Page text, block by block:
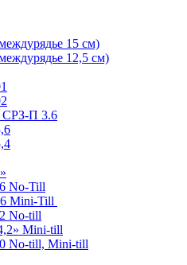
15 см)
12,5 см)
СРЗ-П 3.6
No-Till
Mini-Till
No-till
Mini-till
No-till, Mini-till